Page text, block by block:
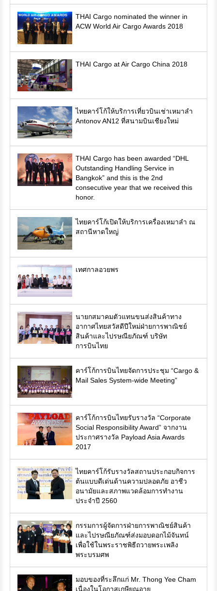
THAI Cargo nominated the winner in
ACW World Air Cargo Awards 2018
THAI Cargo at Air Cargo China 2018
ไทยคาร์โก้ให้บริการเที่ยวบินเช่าเหมาลำ
Antonov AN12 ที่สนามบินเชียงใหม่
THAI Cargo has been awarded “DHL
Outstanding Handling Service in
Bangkok” and this is the 2nd
consecutive year that we received this
honor.
ไทยคาร์โก้เปิดให้บริการเครื่องเหมาลำ ณ
สถานีหาดใหญ่
เทศกาลอวยพร
นายกสมาคมตัวแทนขนส่งสินค้าทาง
อากาศไทยสวัสดีปีใหม่ฝ่ายการพาณิชย์
สินค้าและไปรษณียภัณฑ์ บริษัท
การบินไทย
คาร์โก้การบินไทยจัดการประชุม “Cargo &
Mail Sales System-wide Meeting”
คาร์โก้การบินไทยรับรางวัล “Corporate
Social Responsibility Award” จากงาน
ประกาศรางวัล Payload Asia Awards
2017
ไทยคาร์โก้รับรางวัลสถานประกอบกิจการ
ต้นแบบดีเด่นด้านความปลอดภัย อาชีว
อนามัยและสภาพแวดล้อมการทำงาน
ประจำปี 2560
กรรมการผู้จัดการฝ่ายการพาณิชย์สินค้า
และไปรษณียภัณฑ์ส่งมอบดอกไม้จันทน์
เพื่อใช้ในพระราชพิธีถวายพระเพลิง
พระบรมศพ
มอบของที่ระลึกแก่ Mr. Thong Yee Cham
เนื่องในโอกาสเกษียณอายุ